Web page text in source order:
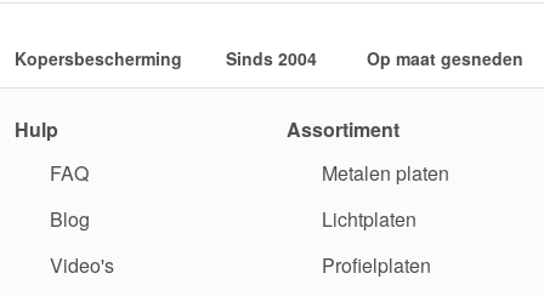
Kopersbescherming Sinds 2004 Op maat gesneden
Hulp
FAQ
Blog
Video's
Assortiment
Metalen platen
Lichtplaten
Profielplaten